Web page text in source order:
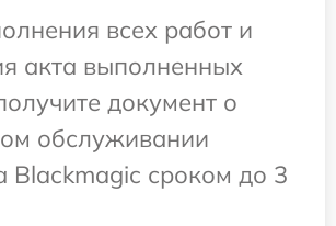
всех работ и
акта выполненных
документ о
обслуживании
Blackmagic сроком до 3